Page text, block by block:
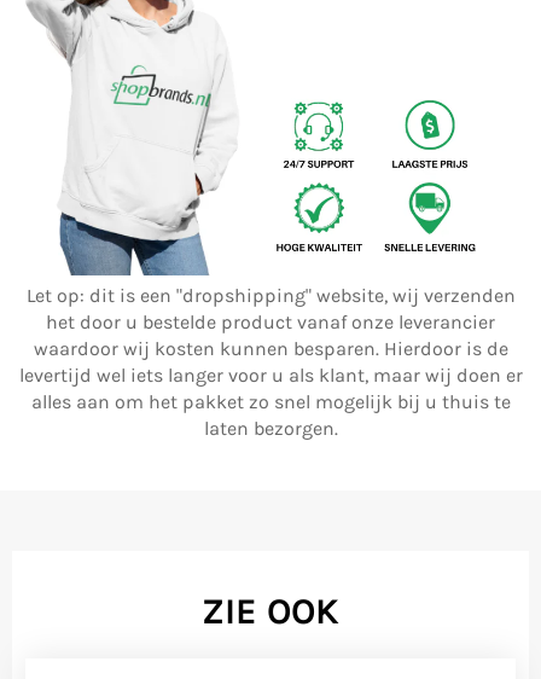
Let op: dit is een "dropshipping" website, wij verzenden
het door u bestelde product vanaf onze leverancier
waardoor wij kosten kunnen besparen. Hierdoor is de
levertijd wel iets langer voor u als klant, maar wij doen er
alles aan om het pakket zo snel mogelijk bij u thuis te
laten bezorgen.
ZIE OOK